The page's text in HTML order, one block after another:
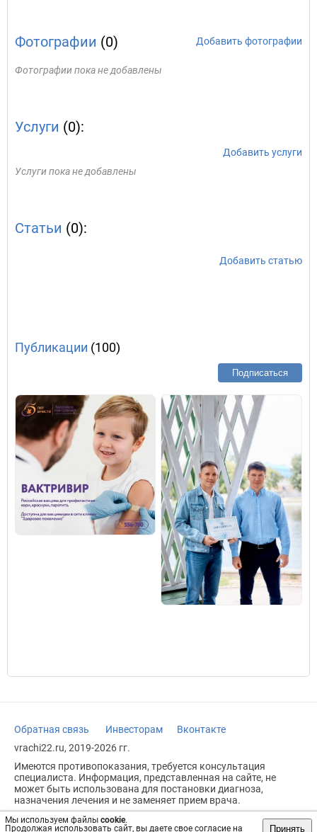
Мы используем файлы cookie.
Продолжая использовать сайт, вы даете свое согласие на
Принять
Фотографии (0) Добавить фотографии
Фотографии пока не добавлены
Услуги (0):
Добавить услуги
Услуги пока не добавлены
Статьи (0):
Добавить статью
Публикации (100)
Подписаться
Обратная связь Инвесторам
Вконтакте
vrachi22.ru, 2019-2026 гг.
Имеются противопоказания, требуется консультация
специалиста. Информация, представленная на сайте, не
может быть использована для постановки диагноза,
назначения лечения и не заменяет прием врача.
Возрастное ограничение: 18+